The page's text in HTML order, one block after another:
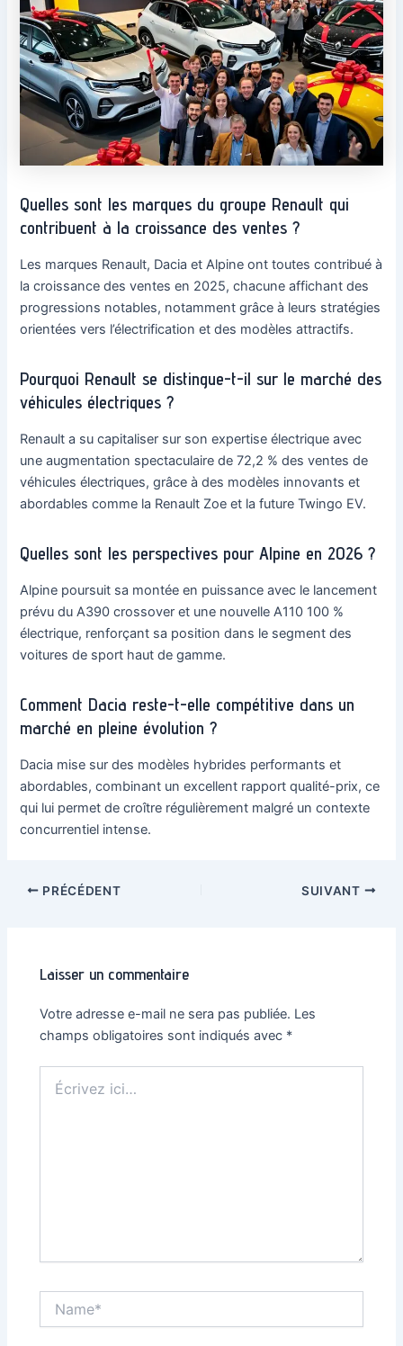
Quelles sont les marques du groupe Renault qui
contribuent à la croissance des ventes ?
Les marques Renault, Dacia et Alpine ont toutes contribué à
la croissance des ventes en 2025, chacune affichant des
progressions notables, notamment grâce à leurs stratégies
orientées vers l’électrification et des modèles attractifs.
Pourquoi Renault se distingue-t-il sur le marché des
véhicules électriques ?
Renault a su capitaliser sur son expertise électrique avec
une augmentation spectaculaire de 72,2 % des ventes de
véhicules électriques, grâce à des modèles innovants et
abordables comme la Renault Zoe et la future Twingo EV.
Quelles sont les perspectives pour Alpine en 2026 ?
Alpine poursuit sa montée en puissance avec le lancement
prévu du A390 crossover et une nouvelle A110 100 %
électrique, renforçant sa position dans le segment des
voitures de sport haut de gamme.
Comment Dacia reste-t-elle compétitive dans un
marché en pleine évolution ?
Dacia mise sur des modèles hybrides performants et
abordables, combinant un excellent rapport qualité-prix, ce
qui lui permet de croître régulièrement malgré un contexte
concurrentiel intense.
NavigationPRÉCÉDENT SUIVANT
Laisser un commentaire
Votre adresse e-mail ne sera pas publiée. Les
champs obligatoires sont indiqués avec *
ici…